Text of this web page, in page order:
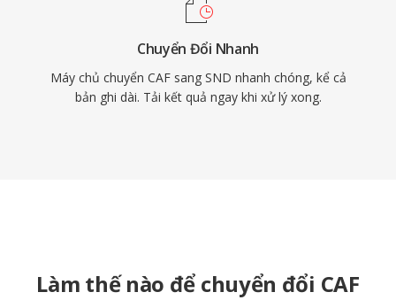
Chuyển Đổi Nhanh
Máy chủ chuyển CAF sang SND nhanh chóng, kể cả
bản ghi dài. Tải kết quả ngay khi xử lý xong.
Làm thế nào để chuyển đổi CAF